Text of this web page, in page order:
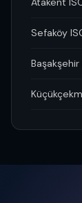
Sefaköy